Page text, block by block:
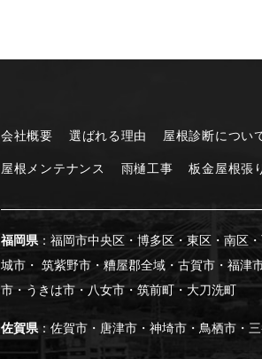
会社概要 選ばれる理由 屋根診断につい
屋根メンテナンス 雨樋工事 板金屋根張
福岡県 ：福岡市中央区・博多区・東区・南区
城市・ 筑紫野市・糟屋郡全域・古賀市・福津
市・うきは市・八女市・筑前町・大刀洗町
佐賀県 ：佐賀市・唐津市・神埼市・鳥栖市・